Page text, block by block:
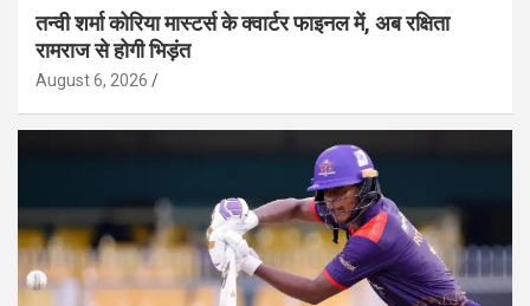
तन्वी शर्मा कोरिया मास्टर्स के क्वार्टर फाइनल में, अब रक्षिता
रामराज से होगी भिड़ंत
August 6, 2026